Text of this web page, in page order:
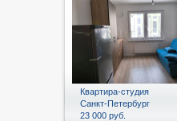
Квартира-студия
Санкт-Петербург
23 000 руб.